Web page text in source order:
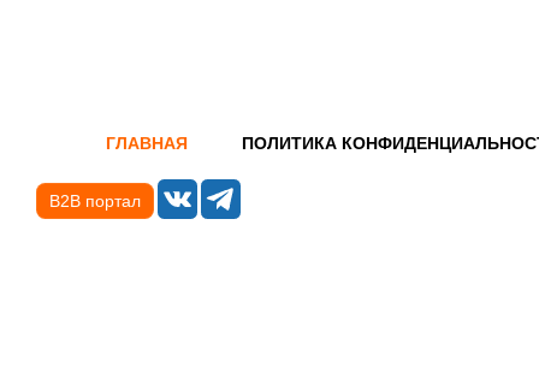
ГЛАВНАЯ ПОЛИТИКА
B2B портал